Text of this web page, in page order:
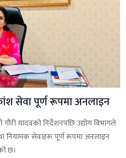
सेवा पूर्ण रूपमा अनलाइन
गौरी यादवको निर्देशनपछि उद्योग विभागले
नियामक सेवाहरू पूर्ण रूपमा अनलाइन
छ।